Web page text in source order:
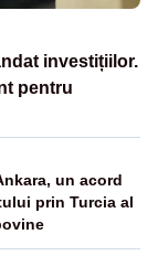
investițiilor.
pentru
un acord
prin Turcia al